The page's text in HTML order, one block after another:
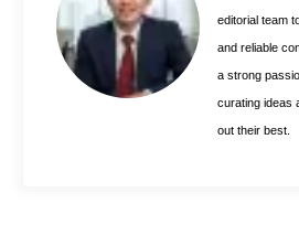
k
s
t
p
editorial team
and reliable
a strong
curating ideas
out their best.